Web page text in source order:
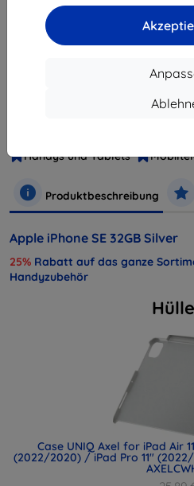
ausverkauft
Handys und Tablets
Produktbeschreibung
Apple iPhone SE 32GB Silver
25% Rabatt auf das ganze
Handyzubehör
Case UNIQ Axel for iPad Air
(2022/2020) / iPad Pro 11" (2022/